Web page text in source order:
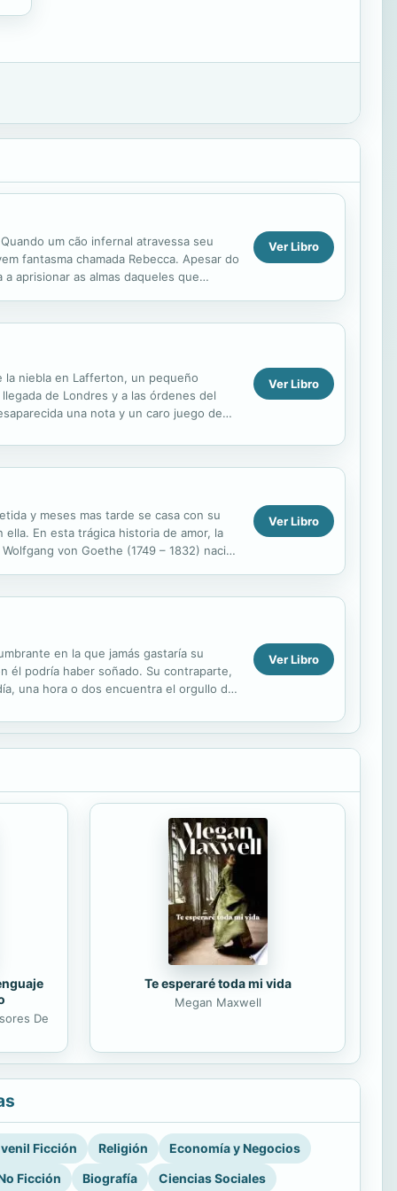
um cão infernal atravessa seu
fantasma chamada Rebecca. Apesar do
aprisionar as almas daqueles que
Ver Libro
la niebla en Lafferton, un pequeño
de Londres y a las órdenes del
una nota y un caro juego de
Ver Libro
y meses mas tarde se casa con su
En esta trágica historia de amor, la
von Goethe (1749 – 1832) nació
Ver Libro
en la que jamás gastaría su
él podría haber soñado. Su contraparte,
una hora o dos encuentra el orgullo de
Ver Libro
De
Te esperaré toda mi vida
Megan Maxwell
Ficción Religión
Economía y Negocios
Ficción
Biografía Ciencias Sociales